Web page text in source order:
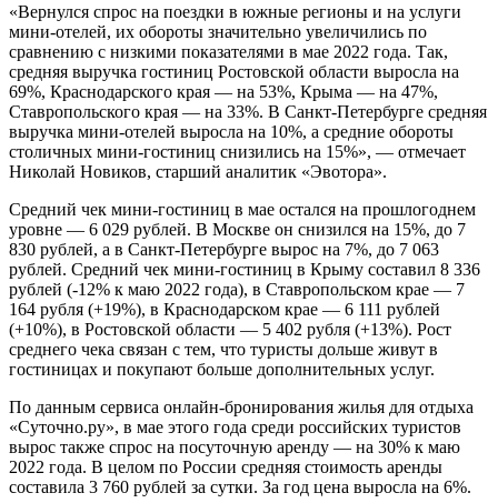
«Вернулся спрос на поездки в южные регионы и на услуги
мини-отелей, их обороты значительно увеличились по
сравнению с низкими показателями в мае 2022 года. Так,
средняя выручка гостиниц Ростовской области выросла на
69%, Краснодарского края ― на 53%, Крыма ― на 47%,
Ставропольского края ― на 33%. В Санкт-Петербурге средняя
выручка мини-отелей выросла на 10%, а средние обороты
столичных мини-гостиниц снизились на 15%», ― отмечает
Николай Новиков, старший аналитик «Эвотора».
Средний чек мини-гостиниц в мае остался на прошлогоднем
уровне ― 6 029 рублей. В Москве он снизился на 15%, до 7
830 рублей, а в Санкт-Петербурге вырос на 7%, до 7 063
рублей. Средний чек мини-гостиниц в Крыму составил 8 336
рублей (-12% к маю 2022 года), в Ставропольском крае ― 7
164 рубля (+19%), в Краснодарском крае ― 6 111 рублей
(+10%), в Ростовской области ― 5 402 рубля (+13%). Рост
среднего чека связан с тем, что туристы дольше живут в
гостиницах и покупают больше дополнительных услуг.
По данным сервиса онлайн-бронирования жилья для отдыха
«Суточно.ру», в мае этого года среди российских туристов
вырос также спрос на посуточную аренду — на 30% к маю
2022 года. В целом по России средняя стоимость аренды
составила 3 760 рублей за сутки. За год цена выросла на 6%.